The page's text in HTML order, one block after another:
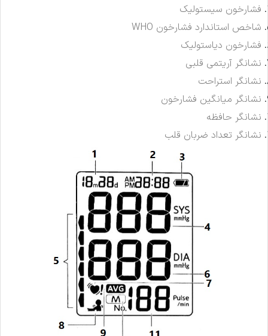
فشارخون سیستولیک
شاخص استاندارد فشارخون WHO
فشارخون دیاستولیک
نشانگر آریتمی قلبی
نشانگر استراحت
نشانگر میانگین فشارخون
نشانگر حافظه
نشانگر تعداد ضربان قلب